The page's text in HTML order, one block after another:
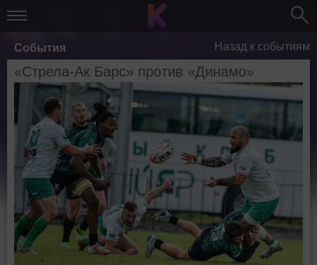
События Назад к событиям
«Стрела-Ак Барс» против «Динамо»